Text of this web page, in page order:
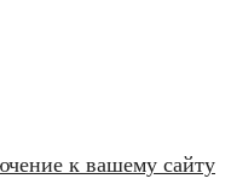
к вашему сайту